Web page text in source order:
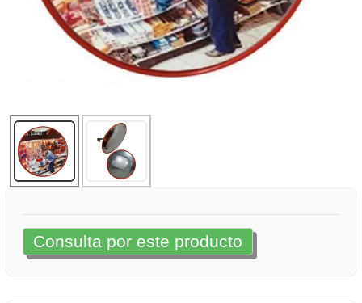
Consulta por este producto